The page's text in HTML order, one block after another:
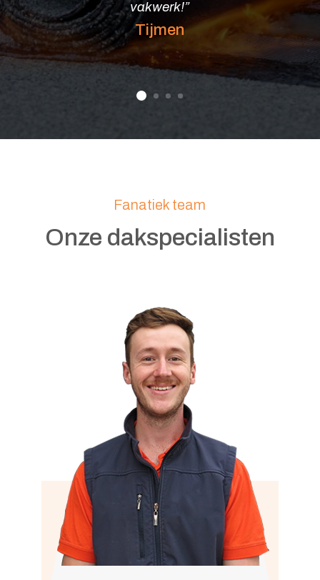
vakwerk!”
Tijmen
achter. Aanrader voor wie
kwaliteit wil.”
Sophie J.
Fanatiek team
Onze dakspecialisten